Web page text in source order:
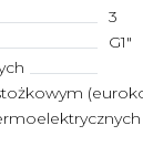
3
G1"